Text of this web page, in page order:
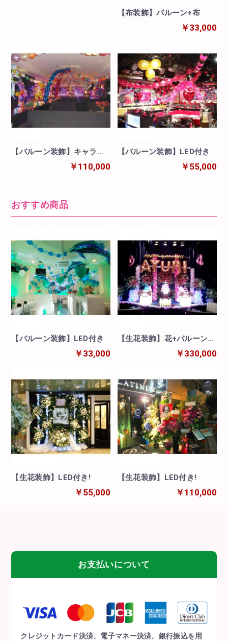
【布装飾】バルーン+布
￥33,000
【バルーン装飾】キャラク
ターバルーン付き￥110,000
【バルーン装飾】LED付き
￥55,000
おすすめ商品
【バルーン装飾】LED付き
￥33,000
【生花装飾】花+バルーン
+シャンパンタワー!￥330,000
【生花装飾】LED付き!
￥55,000
【生花装飾】LED付き!
￥110,000
お支払いについて
クレジットカード決済、電子マネー決済、銀行振込を用